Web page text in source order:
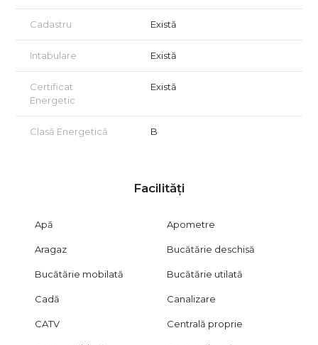
Cadastru Există
Intabulare Există
Certificat
Energetic
Există
Clasă Energetică B
Facilități
Apă Apometre
Aragaz Bucătărie deschisă
Bucătărie mobilată Bucătărie utilată
Cadă Canalizare
CATV Centrală proprie